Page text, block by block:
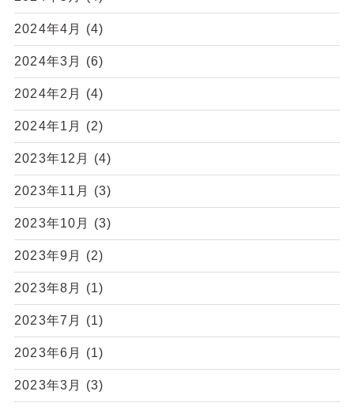
2024年4月 (4)
2024年3月 (6)
2024年2月 (4)
2024年1月 (2)
2023年12月 (4)
2023年11月 (3)
2023年10月 (3)
2023年9月 (2)
2023年8月 (1)
2023年7月 (1)
2023年6月 (1)
2023年3月 (3)